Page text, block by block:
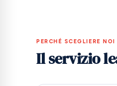
PERCHÉ SCEGLIERE NOI
Il servizio